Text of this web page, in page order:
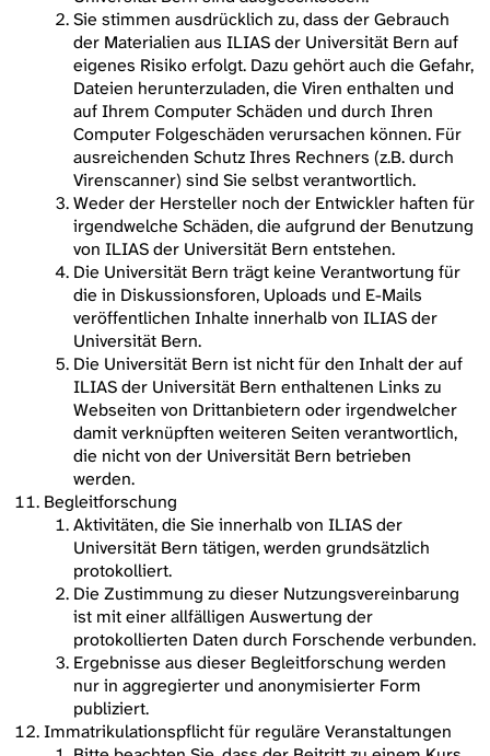
Sie stimmen ausdrücklich zu, dass der Gebrauch
der Materialien aus ILIAS der Universität Bern auf
eigenes Risiko erfolgt. Dazu gehört auch die Gefahr,
Dateien herunterzuladen, die Viren enthalten und
auf Ihrem Computer Schäden und durch Ihren
Computer Folgeschäden verursachen können. Für
ausreichenden Schutz Ihres Rechners (z.B. durch
Virenscanner) sind Sie selbst verantwortlich.
Weder der Hersteller noch der Entwickler haften für
irgendwelche Schäden, die aufgrund der Benutzung
von ILIAS der Universität Bern entstehen.
Die Universität Bern trägt keine Verantwortung für
die in Diskussionsforen, Uploads und E-Mails
veröffentlichen Inhalte innerhalb von ILIAS der
Universität Bern.
Die Universität Bern ist nicht für den Inhalt der auf
ILIAS der Universität Bern enthaltenen Links zu
Webseiten von Drittanbietern oder irgendwelcher
damit verknüpften weiteren Seiten verantwortlich,
die nicht von der Universität Bern betrieben
werden.
Begleitforschung
Aktivitäten, die Sie innerhalb von ILIAS der
Universität Bern tätigen, werden grundsätzlich
protokolliert.
Die Zustimmung zu dieser Nutzungsvereinbarung
ist mit einer allfälligen Auswertung der
protokollierten Daten durch Forschende verbunden.
Ergebnisse aus dieser Begleitforschung werden
nur in aggregierter und anonymisierter Form
publiziert.
Immatrikulationspflicht für reguläre Veranstaltungen